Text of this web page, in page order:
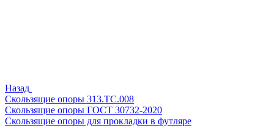
Назад
Скользящие опоры 313.ТС.008
Скользящие опоры ГОСТ 30732-2020
Скользящие опоры для прокладки в футляре